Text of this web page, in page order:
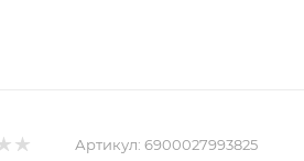
Артикул: 6900027993825